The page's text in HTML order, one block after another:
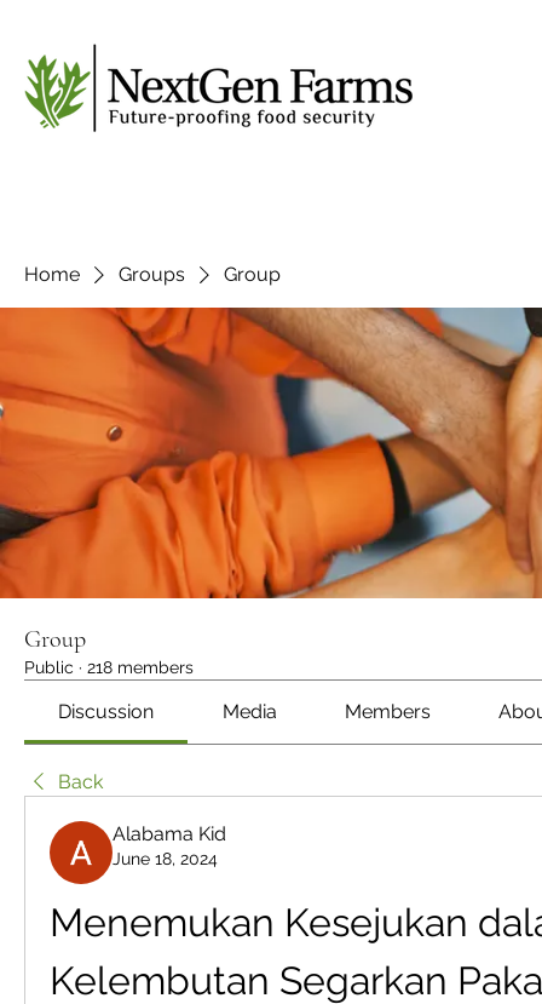
Home Groups Group
Group
Public · 218 members
Discussion Media Members
Back
Alabama Kid
June 18, 2024
Menemukan Kesejukan
Kelembutan Segarkan